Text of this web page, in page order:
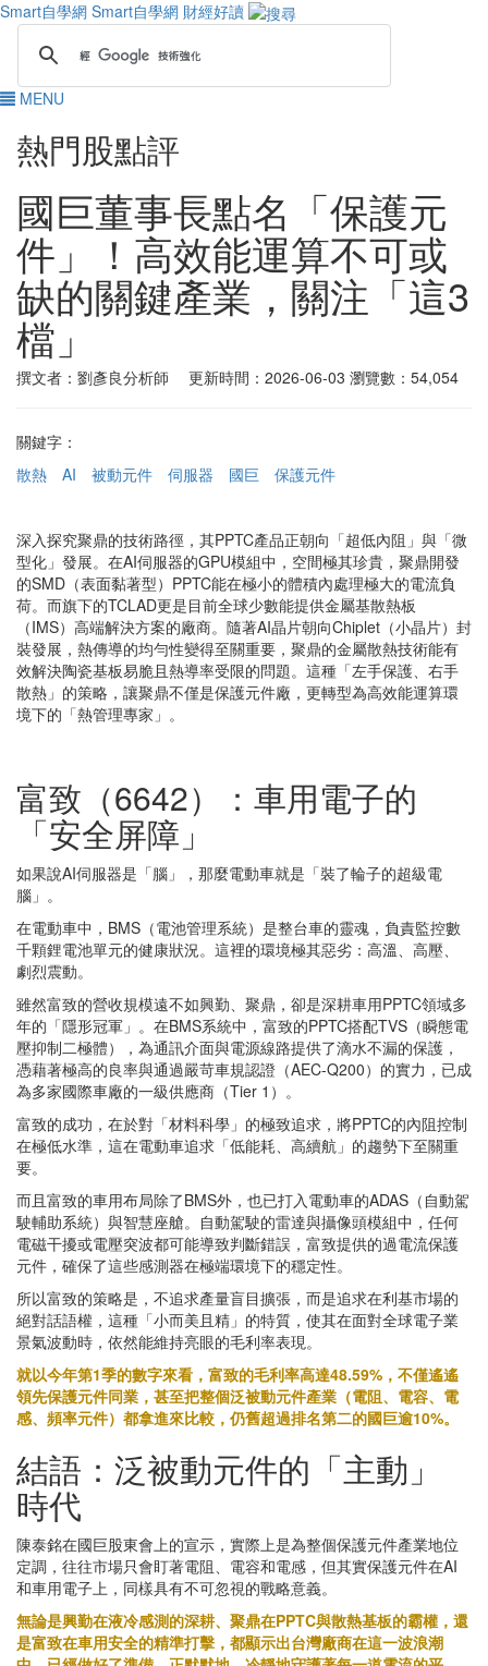
Smart自學網 Smart自學網 財經好讀
MENU
熱門股點評
國巨董事長點名「保護元
件」！高效能運算不可或
缺的關鍵產業，關注「這3
檔」
撰文者：劉彥良分析師 更新時間：2026-06-03 瀏覽數：54,054
關鍵字：
散熱
AI 被動元件 伺服器 國巨 保護元件
深入探究聚鼎的技術路徑，其PPTC產品正朝向「超低內阻」與「微
型化」發展。在AI伺服器的GPU模組中，空間極其珍貴，聚鼎開發
的SMD（表面黏著型）PPTC能在極小的體積內處理極大的電流負
荷。而旗下的TCLAD更是目前全球少數能提供金屬基散熱板
（IMS）高端解決方案的廠商。隨著AI晶片朝向Chiplet（小晶片）封
裝發展，熱傳導的均勻性變得至關重要，聚鼎的金屬散熱技術能有
效解決陶瓷基板易脆且熱導率受限的問題。這種「左手保護、右手
散熱」的策略，讓聚鼎不僅是保護元件廠，更轉型為高效能運算環
境下的「熱管理專家」。
富致（6642）：車用電子的
「安全屏障」
如果說AI伺服器是「腦」，那麼電動車就是「裝了輪子的超級電
腦」。
在電動車中，BMS（電池管理系統）是整台車的靈魂，負責監控數
千顆鋰電池單元的健康狀況。這裡的環境極其惡劣：高溫、高壓、
劇烈震動。
雖然富致的營收規模遠不如興勤、聚鼎，卻是深耕車用PPTC領域多
年的「隱形冠軍」。在BMS系統中，富致的PPTC搭配TVS（瞬態電
壓抑制二極體），為通訊介面與電源線路提供了滴水不漏的保護，
憑藉著極高的良率與通過嚴苛車規認證（AEC-Q200）的實力，已成
為多家國際車廠的一級供應商（Tier 1）。
富致的成功，在於對「材料科學」的極致追求，將PPTC的內阻控制
在極低水準，這在電動車追求「低能耗、高續航」的趨勢下至關重
要。
而且富致的車用布局除了BMS外，也已打入電動車的ADAS（自動駕
駛輔助系統）與智慧座艙。自動駕駛的雷達與攝像頭模組中，任何
電磁干擾或電壓突波都可能導致判斷錯誤，富致提供的過電流保護
元件，確保了這些感測器在極端環境下的穩定性。
所以富致的策略是，不追求產量盲目擴張，而是追求在利基市場的
絕對話語權，這種「小而美且精」的特質，使其在面對全球電子業
景氣波動時，依然能維持亮眼的毛利率表現。
就以今年第1季的數字來看，富致的毛利率高達48.59%，不僅遙遙
領先保護元件同業，甚至把整個泛被動元件產業（電阻、電容、電
感、頻率元件）都拿進來比較，仍舊超過排名第二的國巨逾10%。
結語：泛被動元件的「主動」
時代
陳泰銘在國巨股東會上的宣示，實際上是為整個保護元件產業地位
定調，往往市場只會盯著電阻、電容和電感，但其實保護元件在AI
和車用電子上，同樣具有不可忽視的戰略意義。
無論是興勤在液冷感測的深耕、聚鼎在PPTC與散熱基板的霸權，還
是富致在車用安全的精準打擊，都顯示出台灣廠商在這一波浪潮